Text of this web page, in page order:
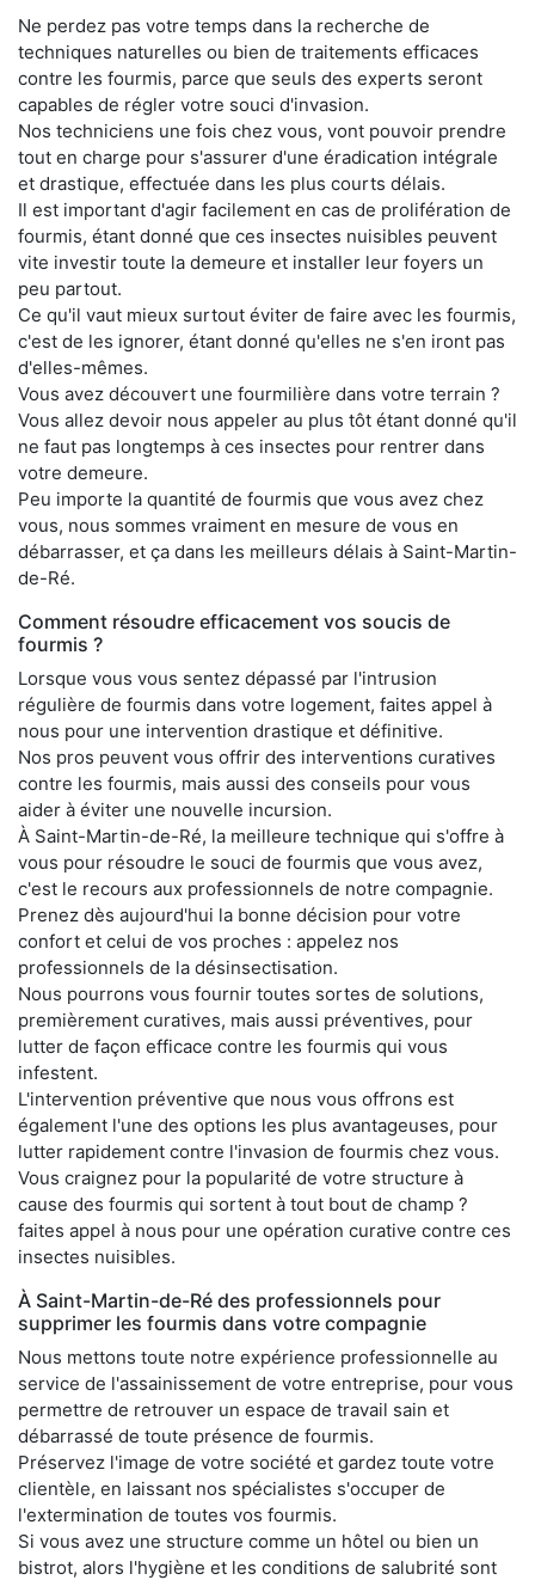
Ne perdez pas votre temps dans la recherche de
techniques naturelles ou bien de traitements efficaces
contre les fourmis, parce que seuls des experts seront
capables de régler votre souci d'invasion.
Nos techniciens une fois chez vous, vont pouvoir prendre
tout en charge pour s'assurer d'une éradication intégrale
et drastique, effectuée dans les plus courts délais.
Il est important d'agir facilement en cas de prolifération de
fourmis, étant donné que ces insectes nuisibles peuvent
vite investir toute la demeure et installer leur foyers un
peu partout.
Ce qu'il vaut mieux surtout éviter de faire avec les fourmis,
c'est de les ignorer, étant donné qu'elles ne s'en iront pas
d'elles-mêmes.
Vous avez découvert une fourmilière dans votre terrain ?
Vous allez devoir nous appeler au plus tôt étant donné qu'il
ne faut pas longtemps à ces insectes pour rentrer dans
votre demeure.
Peu importe la quantité de fourmis que vous avez chez
vous, nous sommes vraiment en mesure de vous en
débarrasser, et ça dans les meilleurs délais à Saint-Martin-
de-Ré.
Comment résoudre efficacement vos soucis de
fourmis ?
Lorsque vous vous sentez dépassé par l'intrusion
régulière de fourmis dans votre logement, faites appel à
nous pour une intervention drastique et définitive.
Nos pros peuvent vous offrir des interventions curatives
contre les fourmis, mais aussi des conseils pour vous
aider à éviter une nouvelle incursion.
À Saint-Martin-de-Ré, la meilleure technique qui s'offre à
vous pour résoudre le souci de fourmis que vous avez,
c'est le recours aux professionnels de notre compagnie.
Prenez dès aujourd'hui la bonne décision pour votre
confort et celui de vos proches : appelez nos
professionnels de la désinsectisation.
Nous pourrons vous fournir toutes sortes de solutions,
premièrement curatives, mais aussi préventives, pour
lutter de façon efficace contre les fourmis qui vous
infestent.
L'intervention préventive que nous vous offrons est
également l'une des options les plus avantageuses, pour
lutter rapidement contre l'invasion de fourmis chez vous.
Vous craignez pour la popularité de votre structure à
cause des fourmis qui sortent à tout bout de champ ?
faites appel à nous pour une opération curative contre ces
insectes nuisibles.
À Saint-Martin-de-Ré des professionnels pour
supprimer les fourmis dans votre compagnie
Nous mettons toute notre expérience professionnelle au
service de l'assainissement de votre entreprise, pour vous
permettre de retrouver un espace de travail sain et
débarrassé de toute présence de fourmis.
Préservez l'image de votre société et gardez toute votre
clientèle, en laissant nos spécialistes s'occuper de
l'extermination de toutes vos fourmis.
Si vous avez une structure comme un hôtel ou bien un
bistrot, alors l'hygiène et les conditions de salubrité sont